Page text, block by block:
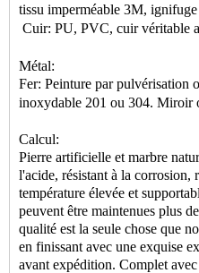
tissu imperméable 3M,
Cuir: PU, PVC, cuir véritable
Métal:
Fer: Peinture par pulvérisation
inoxydable 201 ou 304. Miroir
Calcul:
Pierre artificielle et marbre
l'acide, résistant à la corrosion,
température élevée et
peuvent être maintenues plus
qualité est la seule chose que
en finissant avec une exquise
avant expédition. Complet